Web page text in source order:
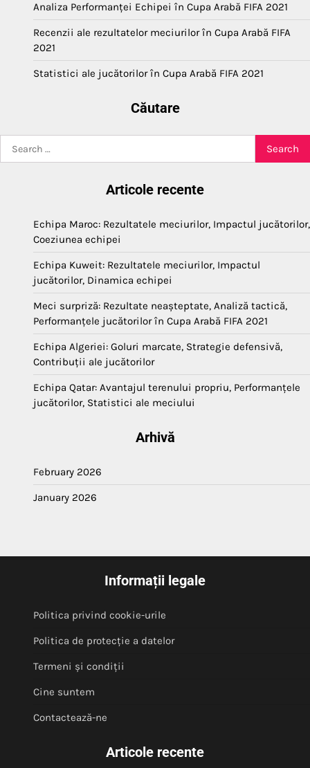
Analiza Performanței Echipei în Cupa Arabă FIFA 2021
Recenzii ale rezultatelor meciurilor în Cupa Arabă FIFA
2021
Statistici ale jucătorilor în Cupa Arabă FIFA 2021
Căutare
for:
Articole recente
Echipa Maroc: Rezultatele meciurilor, Impactul jucătorilor,
Coeziunea echipei
Echipa Kuweit: Rezultatele meciurilor, Impactul
jucătorilor, Dinamica echipei
Meci surpriză: Rezultate neașteptate, Analiză tactică,
Performanțele jucătorilor în Cupa Arabă FIFA 2021
Echipa Algeriei: Goluri marcate, Strategie defensivă,
Contribuții ale jucătorilor
Echipa Qatar: Avantajul terenului propriu, Performanțele
jucătorilor, Statistici ale meciului
Arhivă
February 2026
January 2026
Informații legale
Politica privind cookie-urile
Politica de protecție a datelor
Termeni și condiții
Cine suntem
Contactează-ne
Articole recente